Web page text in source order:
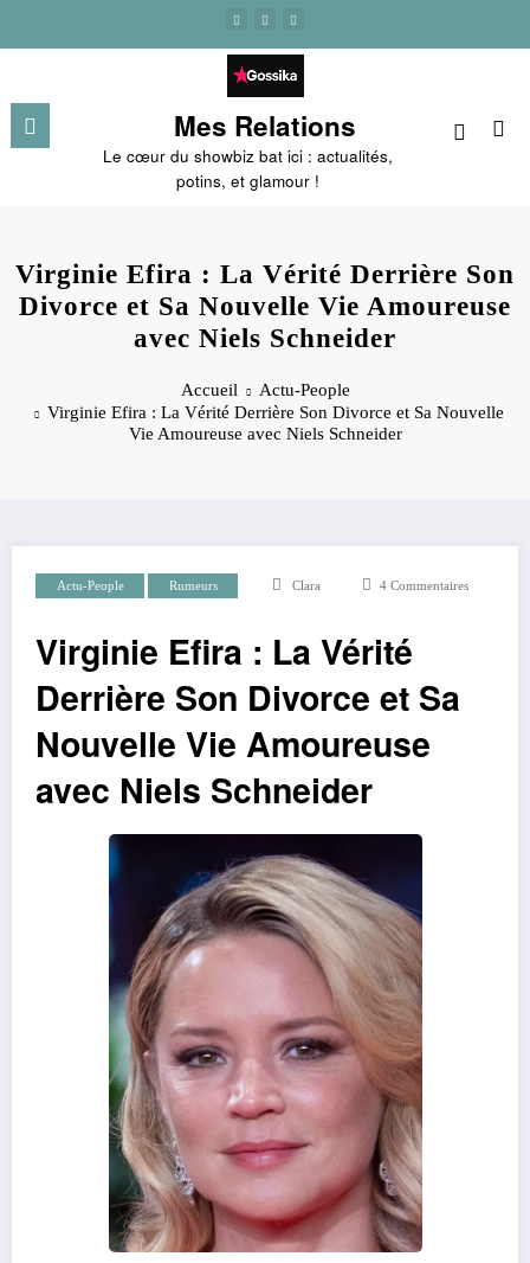
contenu
Mes Relations
Le cœur du showbiz bat ici : actualités,
potins, et glamour !
Virginie Efira : La Vérité Derrière Son
Divorce et Sa Nouvelle Vie Amoureuse
avec Niels Schneider
Accueil
Actu-People
Virginie Efira : La Vérité Derrière Son Divorce et Sa Nouvelle
Vie Amoureuse avec Niels Schneider
Actu-People Rumeurs Clara 4 Commentaires
Virginie Efira : La Vérité
Derrière Son Divorce et Sa
Nouvelle Vie Amoureuse
avec Niels Schneider